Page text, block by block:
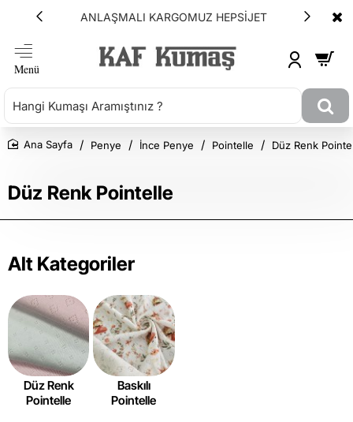
ANLAŞMALI KARGOMUZ HEPSİJET
Düz Renk Pointelle
Penye İnce Penye Pointelle Düz Renk
Alt Kategoriler
Düz Renk
Pointelle
Baskılı
Pointelle